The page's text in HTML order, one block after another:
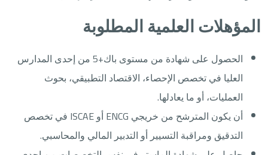
المؤهلات العلمية المطلوبة
الحصول على شهادة من مستوى باك+5 من إحدى المدارس
العليا في تخصص الإحصاء، الاقتصاد التطبيقي، بحوث
العمليات، أو ما يعادلها.
أن يكون المترشح من خريجي ENCG أو ISCAE في تخصص
التدقيق ومراقبة التسيير أو التدبير المالي والمحاسبي.